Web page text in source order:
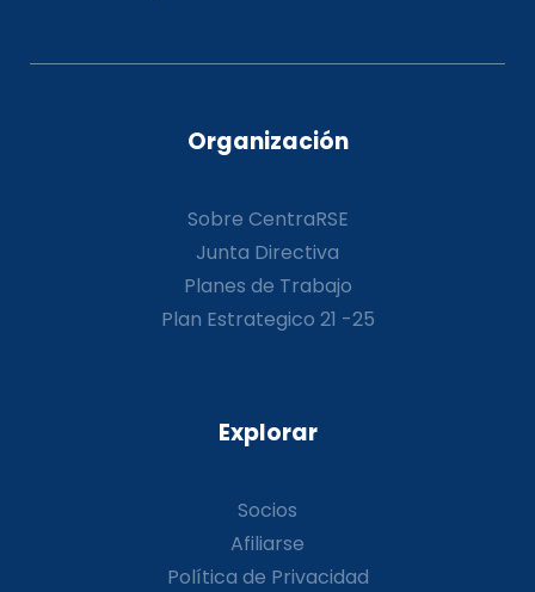
Organización
Sobre CentraRSE
Junta Directiva
Planes de Trabajo
Plan Estrategico 21 -25
Explorar
Socios
Afiliarse
Política de Privacidad